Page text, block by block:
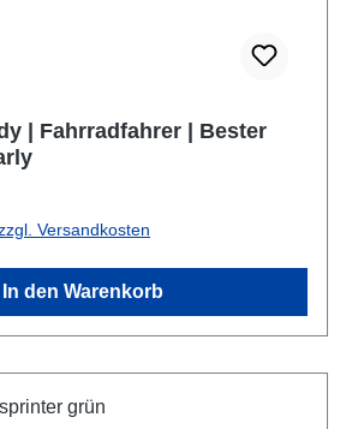
| Fahrradfahrer | Bester
Versandkosten
In den Warenkorb